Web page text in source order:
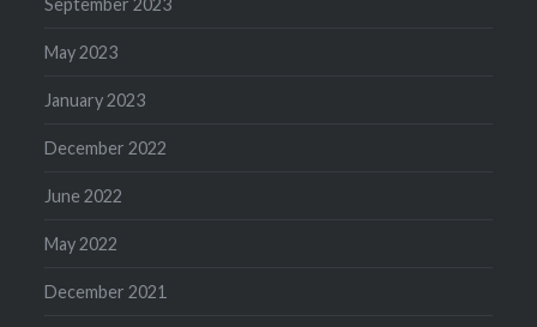
May 2023
January 2023
December 2022
June 2022
May 2022
December 2021